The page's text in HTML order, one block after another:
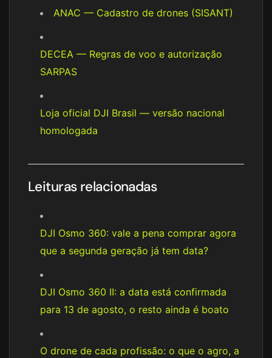
ANAC — Cadastro de drones (SISANT)
DECEA — Regras de voo e autorização
SARPAS
Loja oficial DJI Brasil — versão nacional
homologada
Leituras relacionadas
DJI Osmo 360: vale a pena comprar agora
que a segunda geração já tem data?
DJI Osmo 360 II: a data está confirmada
para 13 de agosto, o resto ainda é boato
O drone de cada profissão: o que o agro, a